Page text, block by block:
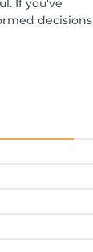
If you've
decisions